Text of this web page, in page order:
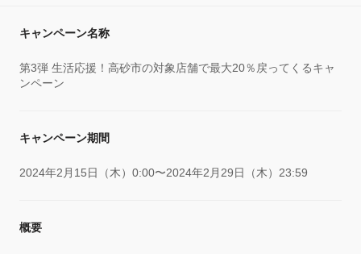
キャンペーン名称
第3弾 生活応援！高砂市の対象店舗で最大20％戻ってくるキャ
ンペーン
キャンペーン期間
2024年2月15日（木）0:00〜2024年2月29日（木）23:59
概要